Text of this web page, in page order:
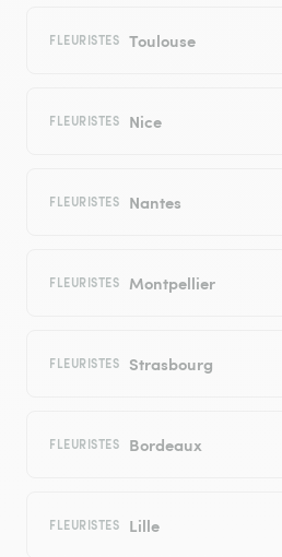
FLEURISTES Toulouse
FLEURISTES Nice
FLEURISTES Nantes
FLEURISTES Montpellier
FLEURISTES Strasbourg
FLEURISTES Bordeaux
FLEURISTES Lille